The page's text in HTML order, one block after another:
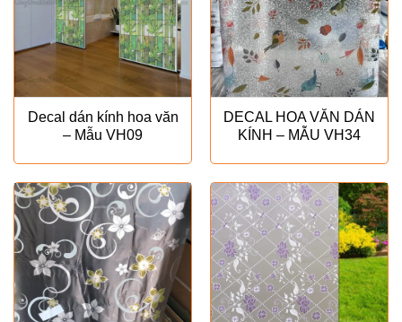
Decal dán kính hoa văn
– Mẫu VH09
DECAL HOA VĂN DÁN
KÍNH – MẪU VH34